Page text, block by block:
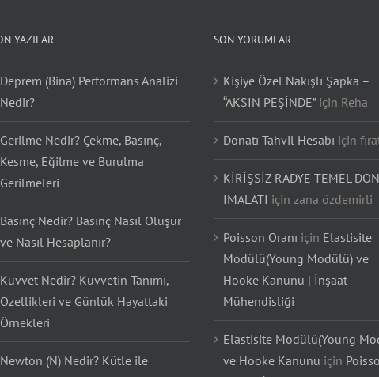
Nedir?
Gerilme Nedir? Çekme, Basınç,
Gerilmeleri
Basınç Nedir? Basınç Nasıl Oluşur
ve Nasıl Hesaplanır?
Kuvvet Nedir? Kuvvetin Tanımı,
Örnekleri
Kişiye Özel Nakışlı Şapka –
“AKSIN PEŞİNDE”
için Reha
Donatı Tahvil Hesabı içinfırat
KİRİŞSİZ RADYE TEMEL
İMALATI için zana özdemirli
Poisson Oranı için
Elastisite
Modülü(Young Modülü) ve
Hooke Kanunu | İnşaat
Mühendisliği
Elastisite Modülü(Young